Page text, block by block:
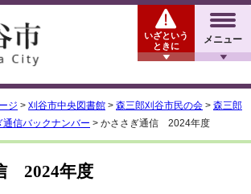
メニュー
いざという
ときに
ジ > 刈谷市中央図書館 > 森三郎刈谷市民の会 > 森三郎
信バックナンバー > かささぎ通信 2024年度
2024年度